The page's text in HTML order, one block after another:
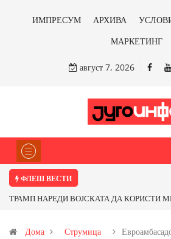
ИМПРЕСУМ АРХИВА
МАРКЕТИНГ
август 7, 2026
ФЛЕШ ВЕСТИ
НАРЕДИ ВОЈСКАТА ДА КОРИСТИ
и со антимонот?
Дома Струмица